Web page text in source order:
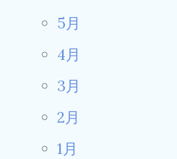
5月
4月
3月
2月
1月